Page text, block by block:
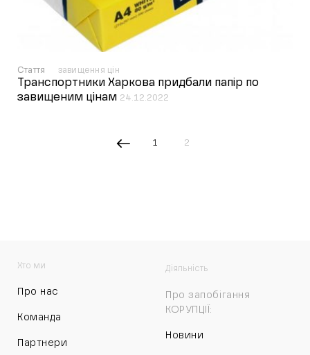
Стаття завищення цін
Транспортники Харкова придбали папір по
завищеним цінам 24.12.2022
1 2
Хто ми
Про нас
Команда
Партнери
Діяльність
Про запобігання
КОРУПЦІЇ:
Новини